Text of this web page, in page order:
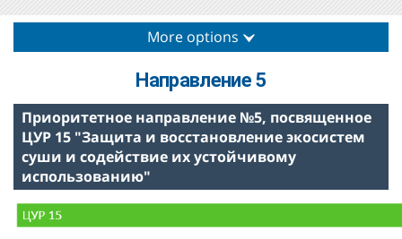
More options
Направление 5
Приоритетное направление №5, посвященное
ЦУР 15 "Защита и восстановление экосистем
суши и содействие их устойчивому
использованию"